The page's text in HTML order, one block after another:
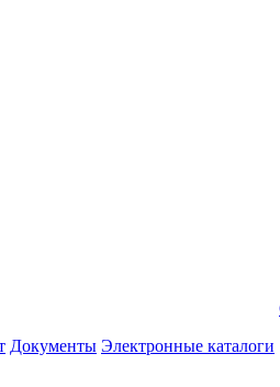
Документы Электронные каталоги